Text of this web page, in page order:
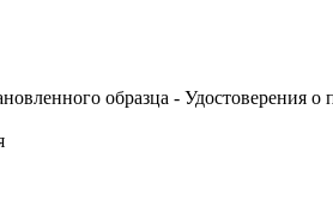
образца - Удостоверения